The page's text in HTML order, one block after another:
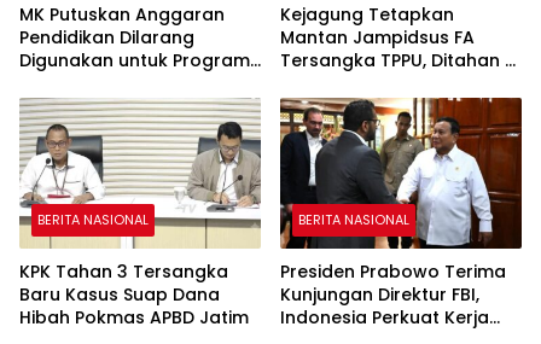
MK Putuskan Anggaran
Pendidikan Dilarang
Digunakan untuk Program
Kejagung Tetapkan
Mantan Jampidsus FA
Tersangka TPPU, Ditahan di
BERITA NASIONAL
KPK Tahan 3 Tersangka
Baru Kasus Suap Dana
Hibah Pokmas APBD Jatim
BERITA NASIONAL
Presiden Prabowo Terima
Kunjungan Direktur FBI,
Indonesia Perkuat Kerja